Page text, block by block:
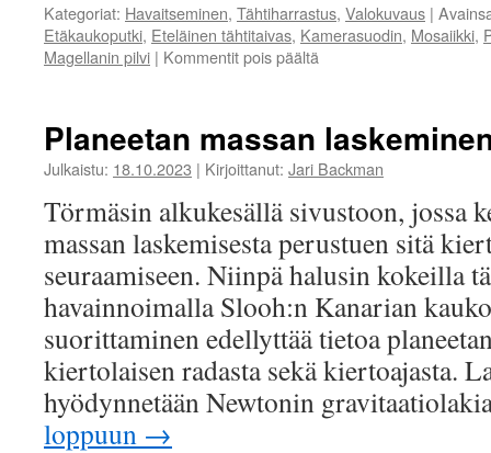
Kategoriat: Havaitseminen, Tähtiharrastus, Valokuvaus |
Etäkaukoputki, Eteläinen tähtitaivas, Kamerasuodin, Mosaiikki,
Magellanin pilvi | Kommentit pois päältä
pilvi
Planeetan massan
Julkaistu: 18.10.2023 | Kirjoittanut: Jari Backman
Törmäsin alkukesällä sivustoon, jossa
massan laskemisesta perustuen sitä
seuraamiseen. Niinpä halusin kokeilla
havainnoimalla Slooh:n Kanarian
suorittaminen edellyttää tietoa
kiertolaisen radasta sekä kiertoajasta.
hyödynnetään Newtonin
loppuun →